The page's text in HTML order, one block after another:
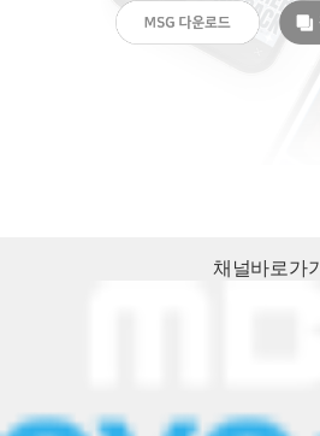
채널바로가기